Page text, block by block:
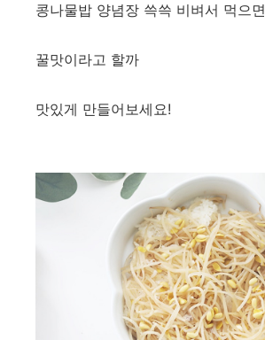
콩나물밥 양념장 쓱쓱 비벼서 먹으면
꿀맛이라고 할까
맛있게 만들어보세요!